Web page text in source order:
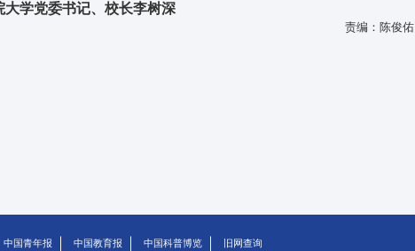
学党委书记、校长李树深
责编：陈俊佑
中国青年报 中国教育报 中国科普博览 旧网查询